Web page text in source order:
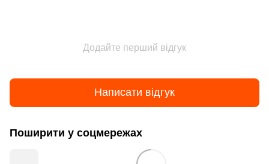
Додайте перший відгук
Написати відгук
Поширити у соцмережах